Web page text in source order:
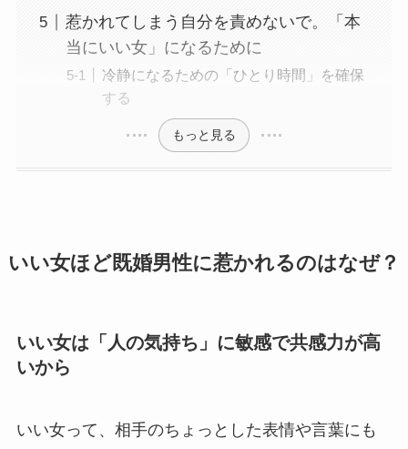
惹かれてしまう自分を責めないで。「本
当にいい女」になるために
冷静になるための「ひとり時間」を確保
する
もっと見る
いい女ほど既婚男性に惹かれるのはなぜ？
いい女は「人の気持ち」に敏感で共感力が高
いから
いい女って、相手のちょっとした表情や言葉にも